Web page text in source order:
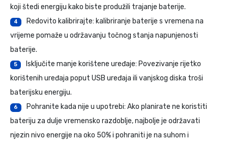
koji štedi energiju kako biste produžili trajanje baterije.
4
Redovito kalibrirajte: kalibriranje baterije s vremena na
vrijeme pomaže u održavanju točnog stanja napunjenosti
baterije.
5
Isključite manje korištene uređaje: Povezivanje rijetko
korištenih uređaja poput USB uređaja ili vanjskog diska troši
baterijsku energiju.
6
Pohranite kada nije u upotrebi: Ako planirate ne koristiti
bateriju za dulje vremensko razdoblje, najbolje je održavati
njezin nivo energije na oko 50% i pohraniti je na suhom i